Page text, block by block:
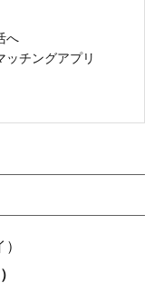
へ
チングアプリ